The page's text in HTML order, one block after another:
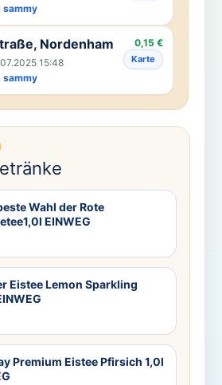
sammy
Nordenham
15:48
sammy
0,15 €
Karte
Wahl der Rote
EINWEG
Eistee Lemon Sparkling
Premium Eistee Pfirsich 1,0l